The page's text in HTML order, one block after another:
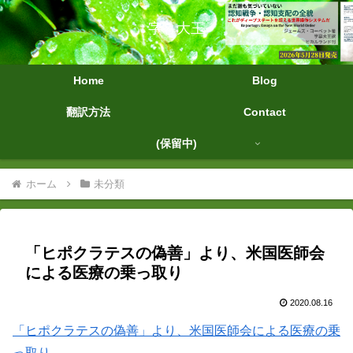
字幕大王
Home Blog
翻訳方法 Contact
(保留中)
ホーム 未分類
「ヒポクラテスの偽善」より、米国医師会
による医療の乗っ取り
2020.08.16
「ヒポクラテスの偽善」より、米国医師会による医療の乗